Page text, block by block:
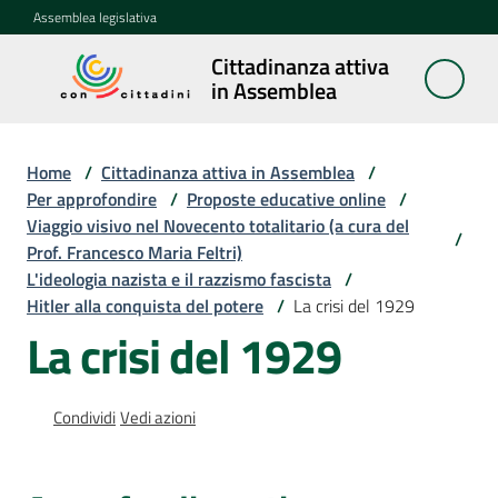
Vai al contenuto
Vai alla navigazione
Vai al footer
Assemblea legislativa
Cittadinanza attiva
in Assemblea
Cittadinanza
attiva in
Concittadini
Porte
aperte
in
Assemblea
Mostre
Home / Cittadinanza attiva in Assemblea /
Per approfondire / Proposte educative online /
Viaggio visivo nel Novecento totalitario (a cura del
Prof. Francesco Maria Feltri)
/
L'ideologia nazista e il razzismo fascista /
Hitler alla conquista del potere / La crisi del 1929
La crisi del 1929
CondividiVedi azioni